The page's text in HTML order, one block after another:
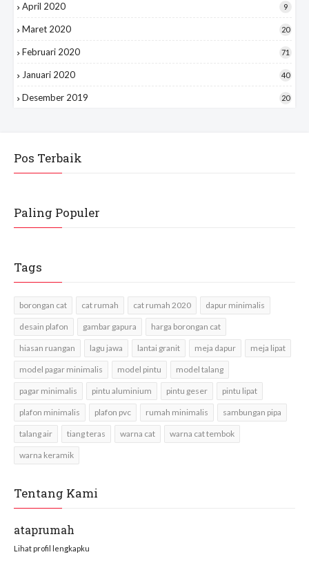
April 2020 9
Maret 2020 20
Februari 2020 71
Januari 2020 40
Desember 2019 20
Pos Terbaik
Paling Populer
Tags
borongan cat cat rumah cat rumah 2020 dapur minimalis
desain plafon gambar gapura harga borongan cat
hiasan ruangan lagu jawa lantai granit meja dapur meja lipat
model pagar minimalis model pintu model talang
pagar minimalis pintu aluminium pintu geser pintu lipat
plafon minimalis plafon pvc rumah minimalis sambungan pipa
talang air tiang teras warna cat warna cat tembok
warna keramik
Tentang Kami
ataprumah
Lihat profil lengkapku